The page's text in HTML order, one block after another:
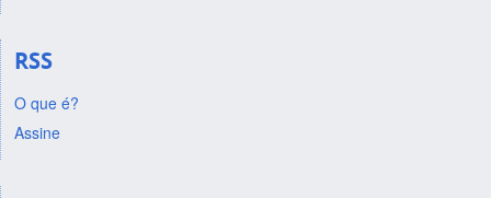
RSS
O que é?
Assine